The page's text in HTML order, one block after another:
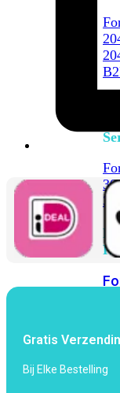
Gratis
Bij Elke Bestelling